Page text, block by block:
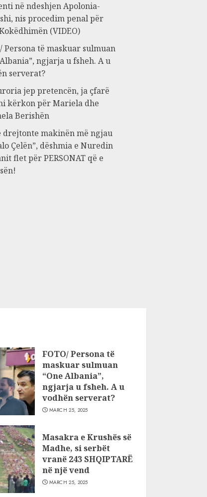
në ndeshjen Apolonia-
nis procedim penal për
(VIDEO)
Persona të maskuar sulmuan
ngjarja u fsheh. A u
serverat?
jep pretencën, ja çfarë
kërkon për Mariela dhe
Berishën
drejtonte makinën më ngjau
Çelën”, dëshmia e Nuredin
flet për PERSONAT që e
FOTO/ Persona të
maskuar sulmuan
“One Albania”,
ngjarja u fsheh. A u
vodhën serverat?
MARCH 25, 2025
Masakra e Krushës së
Madhe, si serbët
vranë 243 SHQIPTARË
në një vend
MARCH 25, 2025